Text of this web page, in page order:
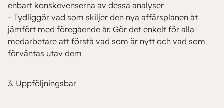
enbart konskevenserna av dessa analyser
– Tydliggör vad som skiljer den nya affärsplanen åt
jämfört med föregående år. Gör det enkelt för alla
medarbetare att förstå vad som är nytt och vad som
förväntas utav dem
3. Uppföljningsbar